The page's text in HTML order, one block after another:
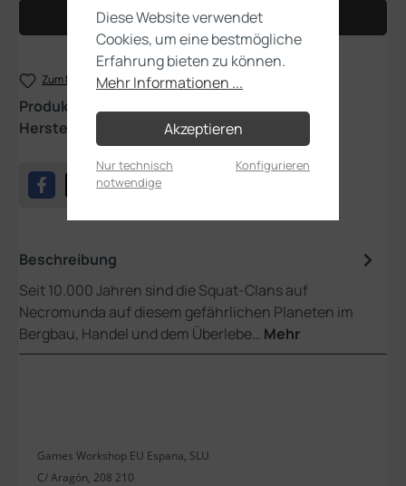
In den Warenkorb
Zum Merkzettel hinzufügen
Produktnummer:
Hersteller:
Games Workshop
Beschreibung
Seit 10.000 Jahren sind die Squat-Clans auf
Necromunda auf diesem gefährlichen Planeten im
Bergbau, Handel und dem Überlebe… Mehr
Games Workshop EU Espana, SLU
C/ Aragón, 208 210
Diese Website verwendet
Cookies, um eine bestmögliche
Erfahrung bieten zu können.
Mehr Informationen ...
Akzeptieren
Nur technisch
notwendige
Konfigurieren